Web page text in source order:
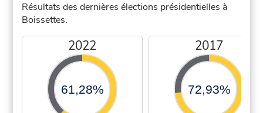
Résultats des dernières élections présidentielles à
Boissettes.
2022
61,28%
2017
72,93%